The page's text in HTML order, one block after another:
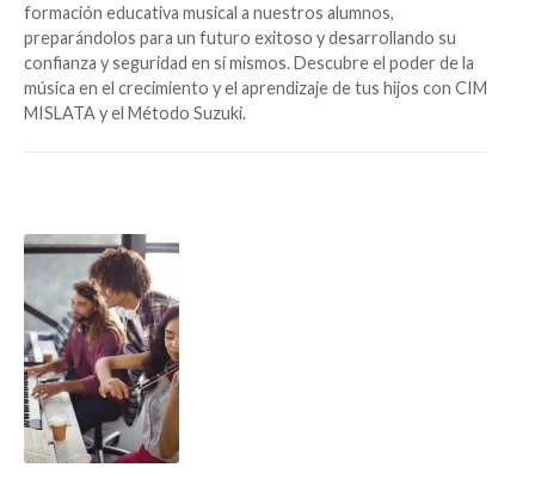
formación educativa musical a nuestros alumnos,
preparándolos para un futuro exitoso y desarrollando su
confianza y seguridad en sí mismos. Descubre el poder de la
música en el crecimiento y el aprendizaje de tus hijos con CIM
MISLATA y el Método Suzuki.